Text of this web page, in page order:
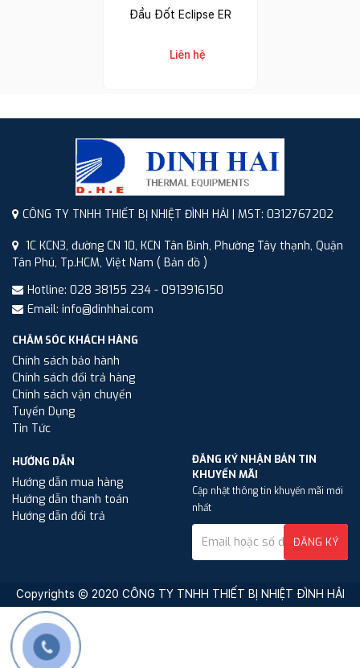
Đầu Đốt Eclipse ER
Liên hệ
CÔNG TY TNHH THIẾT BỊ NHIỆT ĐÌNH HẢI | MST: 0312767202
1C KCN3, đường CN 10, KCN Tân Bình, Phường Tây thạnh, Quận
Tân Phú, Tp.HCM, Việt Nam ( Bản đồ )
Hotline: 028 38155 234 - 0913916150
Email: info@dinhhai.com
CHĂM SÓC KHÁCH HÀNG
Chính sách bảo hành
Chính sách đổi trả hàng
Chính sách vận chuyển
Tuyển Dụng
Tin Tức
HƯỚNG DẪN
Hướng dẫn mua hàng
Hướng dẫn thanh toán
Hướng dẫn đổi trả
ĐĂNG KÝ NHẬN BẢN TIN
KHUYẾN MÃI
Cập nhật thông tin khuyến mãi mới
nhất
ĐĂNG KÝ
Copyrights © 2020 CÔNG TY TNHH THIẾT BỊ NHIỆT ĐÌNH HẢI